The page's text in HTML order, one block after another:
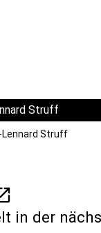
Struff
Lennard Struff
in der